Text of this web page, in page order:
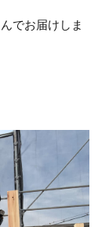
でお届けしま